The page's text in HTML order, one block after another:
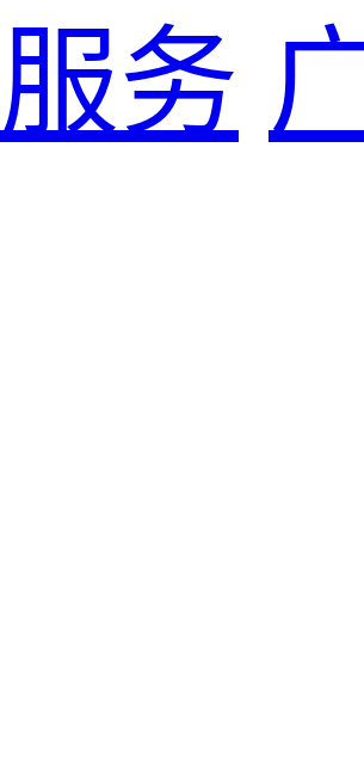
务